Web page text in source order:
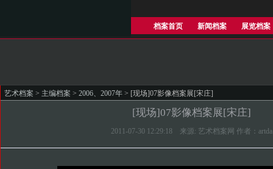
档案首页 新闻档案 展览档案
艺术档案 > 主编档案 > 2006、2007年 > [现场]07影像档案展[宋庄]
[现场]07影像档案展[宋庄]
2011-07-30 12:29:18 来源: 艺术档案网 作者：artda